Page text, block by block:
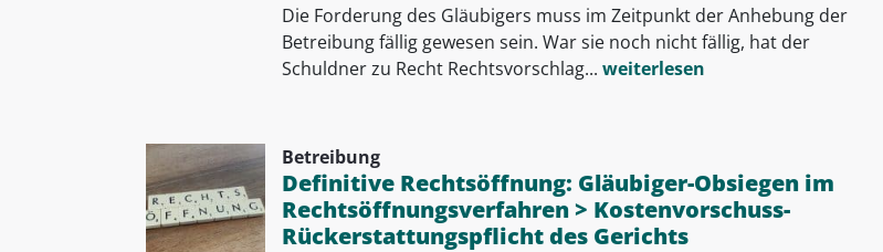
Die Forderung des Gläubigers muss im Zeitpunkt der Anhebung der
Betreibung fällig gewesen sein. War sie noch nicht fällig, hat der
Schuldner zu Recht Rechtsvorschlag... weiterlesen
Betreibung
Definitive Rechtsöffnung: Gläubiger-Obsiegen im
Rechtsöffnungsverfahren > Kostenvorschuss-
Rückerstattungspflicht des Gerichts